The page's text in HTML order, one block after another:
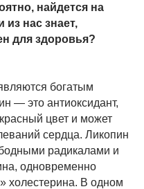
найдется на
нас знает,
для здоровья?
богатым
— это антиоксидант,
цвет и может
сердца. Ликопин
радикалами и
одновременно
холестерина. В одном